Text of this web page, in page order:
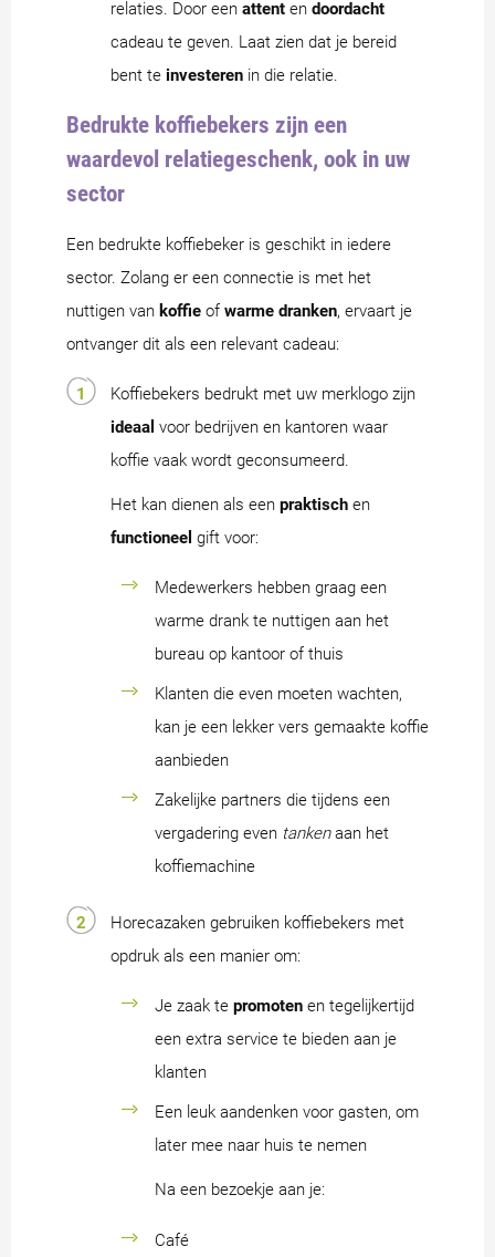
relaties. Door een attent en doordacht
cadeau te geven. Laat zien dat je bereid
bent te investeren in die relatie.
Bedrukte koffiebekers zijn een
waardevol relatiegeschenk, ook in uw
sector
Een bedrukte koffiebeker is geschikt in iedere
sector. Zolang er een connectie is met het
nuttigen van koffie of warme dranken, ervaart je
ontvanger dit als een relevant cadeau:
Koffiebekers bedrukt met uw merklogo zijn
ideaal voor bedrijven en kantoren waar
koffie vaak wordt geconsumeerd.
Het kan dienen als een praktisch en
functioneel gift voor:
Medewerkers hebben graag een
warme drank te nuttigen aan het
bureau op kantoor of thuis
Klanten die even moeten wachten,
kan je een lekker vers gemaakte koffie
aanbieden
Zakelijke partners die tijdens een
vergadering even tankenaan het
koffiemachine
Horecazaken gebruiken koffiebekers met
opdruk als een manier om:
Je zaak te promoten en tegelijkertijd
een extra service te bieden aan je
klanten
Een leuk aandenken voor gasten, om
later mee naar huis te nemen
Na een bezoekje aan je:
Café